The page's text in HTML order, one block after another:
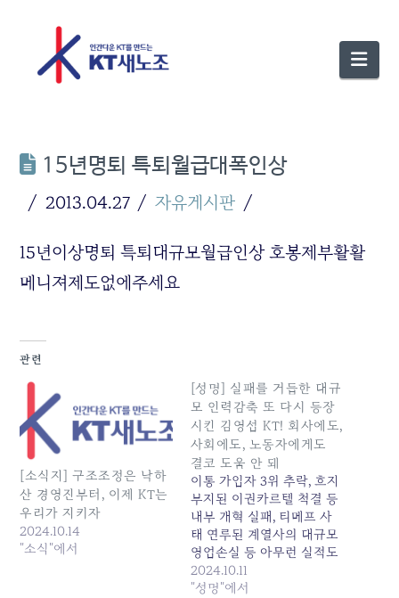
15년명퇴 특퇴월급대폭인상
2013.04.27 자유게시판
15년이상명퇴 특퇴대규모월급인상 호봉제부활활
메니져제도없에주세요
관련
[소식지] 구조조정은 낙하
산 경영진부터, 이제 KT는
우리가 지키자
2024.10.14
"소식"에서
[성명] 실패를 거듭한 대규
모 인력감축 또 다시 등장
시킨 김영섭 KT! 회사에도,
사회에도, 노동자에게도
결코 도움 안 돼
이통 가입자 3위 추락, 흐지
부지된 이권카르텔 척결 등
내부 개혁 실패, 티메프 사
태 연루된 계열사의 대규모
영업손실 등 아무런 실적도
존재감도 보여주지 못한 김
영섭 사장이 이미 수 차례
2024.10.11
"성명"에서